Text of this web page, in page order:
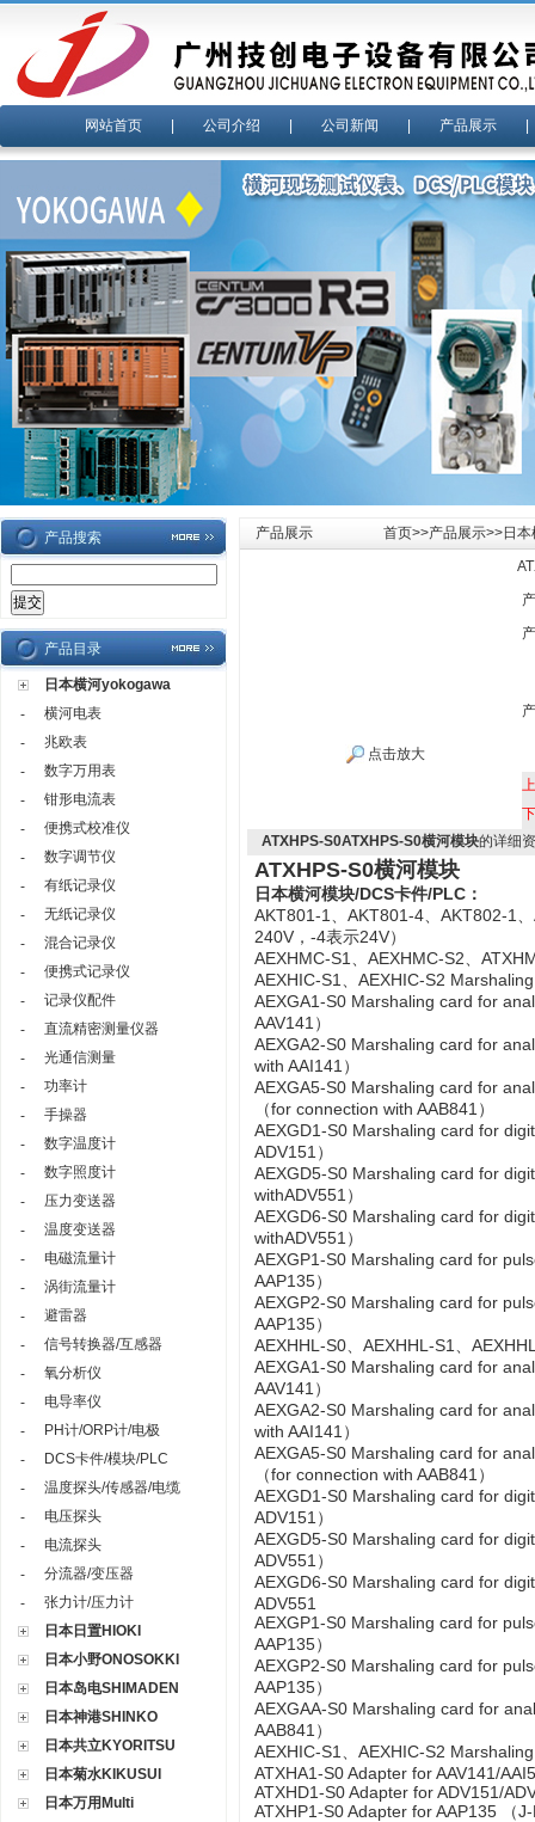
网站首页 公司介绍 公司新闻 产品展示
产品搜索
产品目录
日本横河yokogawa
-
横河电表
-
兆欧表
-
数字万用表
-
钳形电流表
-
便携式校准仪
-
数字调节仪
-
有纸记录仪
-
无纸记录仪
-
混合记录仪
-
便携式记录仪
-
记录仪配件
-
直流精密测量仪器
-
光通信测量
-
功率计
-
手操器
-
数字温度计
-
数字照度计
-
压力变送器
-
温度变送器
-
电磁流量计
-
涡街流量计
-
避雷器
-
信号转换器/互感器
-
氧分析仪
-
电导率仪
-
PH计/ORP计/电极
-
DCS卡件/模块/PLC
-
温度探头/传感器/电缆
-
电压探头
-
电流探头
-
分流器/变压器
-
张力计/压力计
日本日置HIOKI
日本小野ONOSOKKI
日本岛电SHIMADEN
日本神港SHINKO
日本共立KYORITSU
日本菊水KIKUSUI
日本万用Multi
产品展示 首页>>产品展示>>日
点击放大
ATXHPS-S0ATXHPS-S0横河模块的详细
ATXHPS-S0横河模块
日本横河模块/DCS卡件/PLC：
AKT801-1、AKT801-4、AKT802-1
240V，-4表示24V）
AEXHMC-S1、AEXHMC-S2、
AEXHIC-S1、AEXHIC-S2
AEXGA1-S0 Marshaling card for
AAV141）
AEXGA2-S0 Marshaling card for
with AAI141）
AEXGA5-S0 Marshaling card for
（for connection with AAB841）
AEXGD1-S0 Marshaling card for
ADV151）
AEXGD5-S0 Marshaling card for
withADV551）
AEXGD6-S0 Marshaling card for
withADV551）
AEXGP1-S0 Marshaling card for
AAP135）
AEXGP2-S0 Marshaling card for
AAP135）
AEXHHL-S0、AEXHHL-S1、
AEXGA1-S0 Marshaling card for
AAV141）
AEXGA2-S0 Marshaling card for
with AAI141）
AEXGA5-S0 Marshaling card for
（for connection with AAB841）
AEXGD1-S0 Marshaling card for
ADV151）
AEXGD5-S0 Marshaling card for
ADV551）
AEXGD6-S0 Marshaling card for
ADV551
AEXGP1-S0 Marshaling card for
AAP135）
AEXGP2-S0 Marshaling card for
AAP135）
AEXGAA-S0 Marshaling card for
AAB841）
AEXHIC-S1、AEXHIC-S2
ATXHA1-S0 Adapter for AAV141/
ATXHD1-S0 Adapter for ADV151/
ATXHP1-S0 Adapter for AAP135 （